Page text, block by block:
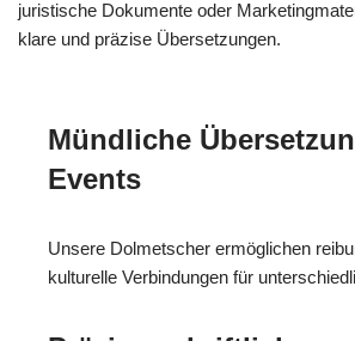
juristische Dokumente oder
klare und präzise Übersetzungen.
Mündliche
Events
Unsere Dolmetscher ermöglichen
kulturelle Verbindungen für